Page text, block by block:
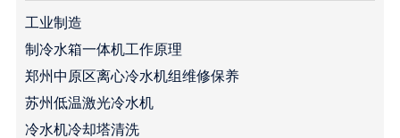
工业制造
制冷水箱一体机工作原理
郑州中原区离心冷水机组维修保养
苏州低温激光冷水机
冷水机冷却塔清洗